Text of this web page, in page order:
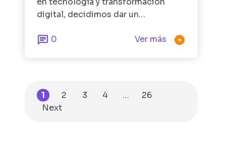
digital, decidimos dar un…
 0 Ver más 
1 2 3 4 …
26
Next